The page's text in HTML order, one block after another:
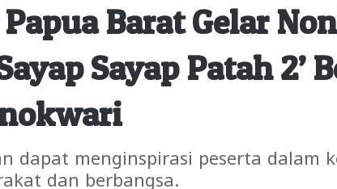
Barat Gelar
Sayap Patah 2’
dapat menginspirasi peserta dalam
dan berbangsa.